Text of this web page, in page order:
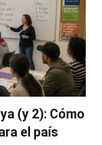
(y 2): Cómo
el país